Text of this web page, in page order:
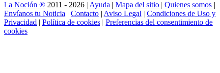
La Noción ® 2011 - 2026 | Ayuda | Mapa del sitio | Quienes somos |
Envíanos tu Noticia | Contacto | Aviso Legal | Condiciones de Uso y
Privacidad | Política de cookies | Preferencias del consentimiento de
cookies